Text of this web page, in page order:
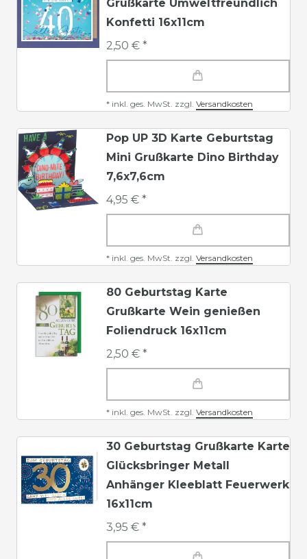
Grußkarte Umweltfreundlich
Konfetti 16x11cm
2,50 € *
* inkl. ges. MwSt. zzgl. Versandkosten
Pop UP 3D Karte Geburtstag
Mini Grußkarte Dino Birthday
7,6x7,6cm
4,95 € *
* inkl. ges. MwSt. zzgl. Versandkosten
80 Geburtstag Karte
Grußkarte Wein genießen
Foliendruck 16x11cm
2,50 € *
* inkl. ges. MwSt. zzgl. Versandkosten
30 Geburtstag Grußkarte Karte
Glücksbringer Metall
Anhänger Kleeblatt Feuerwerk
16x11cm
3,95 € *